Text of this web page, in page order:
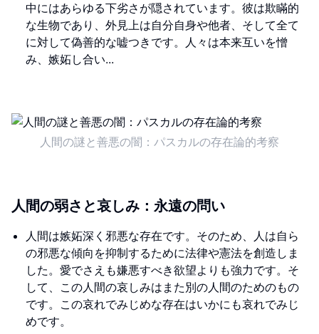
中にはあらゆる下劣さが隠されています。彼は欺瞞的
な生物であり、外見上は自分自身や他者、そして全て
に対して偽善的な嘘つきです。人々は本来互いを憎
み、嫉妬し合い...
人間の謎と善悪の闇：パスカルの存在論的考察
人間の弱さと哀しみ：永遠の問い
人間は嫉妬深く邪悪な存在です。そのため、人は自ら
の邪悪な傾向を抑制するために法律や憲法を創造しま
した。愛でさえも嫌悪すべき欲望よりも強力です。そ
して、この人間の哀しみはまた別の人間のためのもの
です。この哀れでみじめな存在はいかにも哀れでみじ
めです。